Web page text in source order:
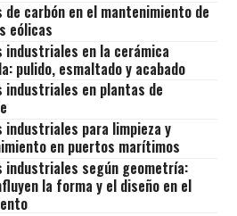
de carbón en el mantenimiento de
eólicas
industriales en la cerámica
pulido, esmaltado y acabado
industriales en plantas de
industriales para limpieza y
en puertos marítimos
industriales según geometría:
la forma y el diseño en el